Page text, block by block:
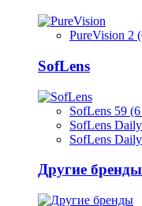
PureVision 2
SofLens
SofLens 59
SofLens
SofLens
Другие бренды